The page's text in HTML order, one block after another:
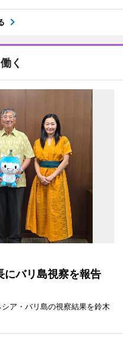
く
にバリ島視察を報告
ア・バリ島の視察結果を鈴木